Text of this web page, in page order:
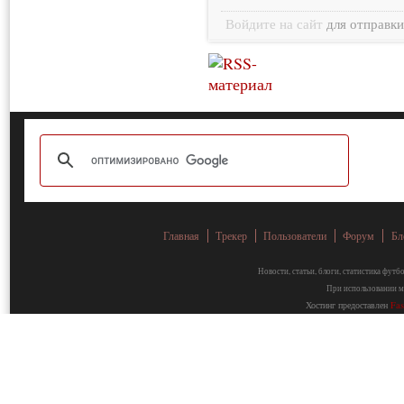
Войдите на сайт для
Главная Трекер Пользователи Форум
Новости, статьи, блоги, статистика
При использовании
Хостинг предоставлен